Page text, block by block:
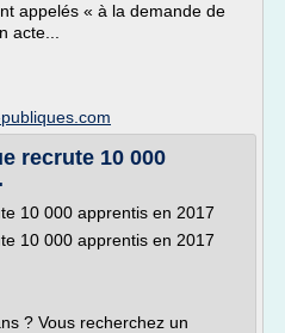
appelés « à la demande de
acte...
recrute 10 000
10 000 apprentis en 2017
10 000 apprentis en 2017
? Vous recherchez un